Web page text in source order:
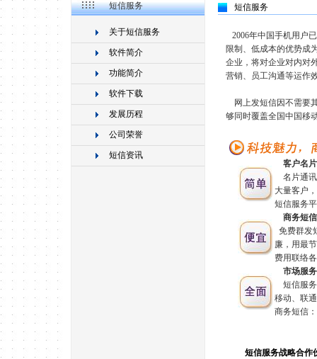
短信服务
关于短信服务
软件简介
功能简介
软件下载
发展历程
公司荣誉
短信资讯
短信服务
2006年中国手机用户
限制、低成本的优势成
企业，将对企业对内对
营销、员工沟通等运作
网上发短信因不需要
够同时覆盖全国中国移
客户名
名片通讯
大量客户
短信服务
商务短
免费群发
廉，用最
费用联络
市场服
短信服务
移动、联
商务短信
短信服务战略合作